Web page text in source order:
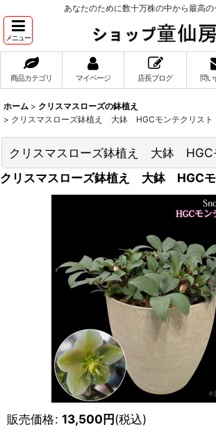
あなたのために数十万株の中から最高の
メニュー
商品カテゴリ マイページ 店長ブログ 問い
ホーム > クリスマスローズの鉢植え
> クリスマスローズ鉢植え 大鉢 HGCモンテクリスト
クリスマスローズ鉢植え 大鉢 HGC
クリスマスローズ鉢植え 大鉢 HGCモ
販売価格: 13,500円(税込)